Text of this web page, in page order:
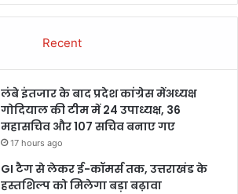
Recent
लंबे इंतजार के बाद प्रदेश कांग्रेस मेंअध्यक्ष
गोदियाल की टीम में 24 उपाध्यक्ष, 36
महासचिव और 107 सचिव बनाए गए
17 hours ago
GI टैग से लेकर ई-कॉमर्स तक, उत्तराखंड के
हस्तशिल्प को मिलेगा बड़ा बढ़ावा